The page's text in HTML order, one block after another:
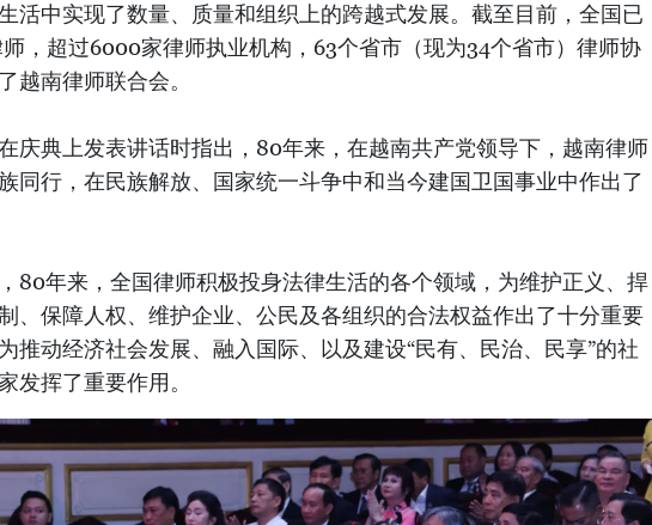
活中实现了数量、质量和组织上的跨越式发展。截至目前，全国已
，超过6000家律师执业机构，63个省市（现为34个省市）律师协
越南律师联合会。
庆典上发表讲话时指出，80年来，在越南共产党领导下，越南律师
同行，在民族解放、国家统一斗争中和当今建国卫国事业中作出了
80年来，全国律师积极投身法律生活的各个领域，为维护正义、捍
、保障人权、维护企业、公民及各组织的合法权益作出了十分重要
推动经济社会发展、融入国际、以及建设“民有、民治、民享”的社
发挥了重要作用。